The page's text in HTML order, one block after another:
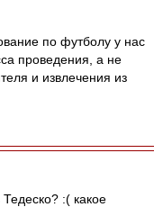
по футболу у нас
проведения, а не
и извлечения из
:( какое